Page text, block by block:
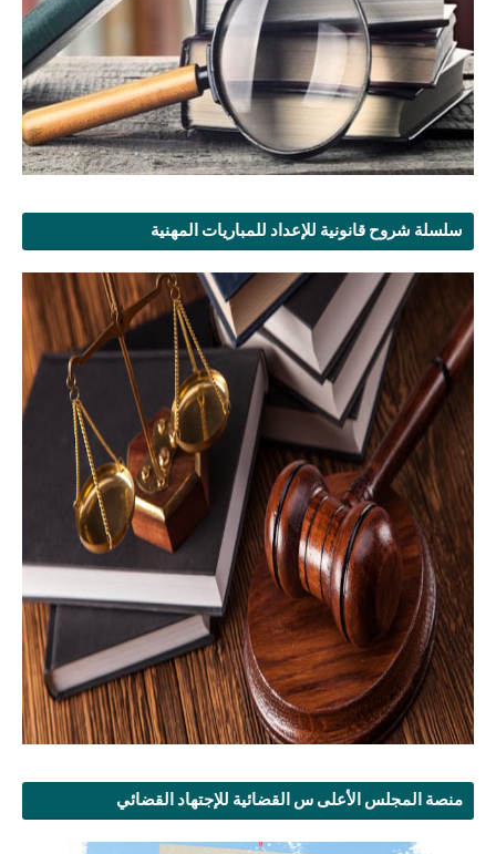
سلسلة شروح قانونية للإعداد للمباريات المهنية
منصة المجلس الأعلى س القضائية للإجتهاد القضائي